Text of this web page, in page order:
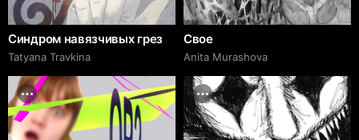
Синдром навязчивых грез
Tatyana Travkina
Свое
Anita Murashova